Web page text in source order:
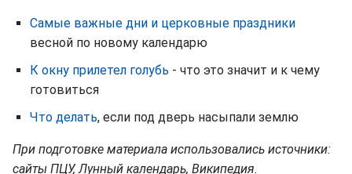
Самые важные дни и церковные праздники
весной по новому календарю
К окну прилетел голубь - что это значит и к чему
готовиться
Что делать, если под дверь насыпали землю
При подготовке материала использовались источники:
сайты ПЦУ, Лунный календарь, Википедия.